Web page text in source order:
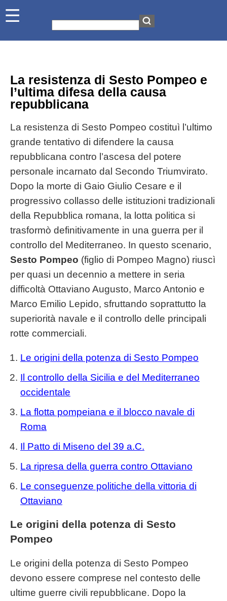
La resistenza di Sesto Pompeo e
l’ultima difesa della causa
repubblicana
La resistenza di Sesto Pompeo costituì l’ultimo
grande tentativo di difendere la causa
repubblicana contro l’ascesa del potere
personale incarnato dal Secondo Triumvirato.
Dopo la morte di Gaio Giulio Cesare e il
progressivo collasso delle istituzioni tradizionali
della Repubblica romana, la lotta politica si
trasformò definitivamente in una guerra per il
controllo del Mediterraneo. In questo scenario,
Sesto Pompeo (figlio di Pompeo Magno) riuscì
per quasi un decennio a mettere in seria
difficoltà Ottaviano Augusto, Marco Antonio e
Marco Emilio Lepido, sfruttando soprattutto la
superiorità navale e il controllo delle principali
rotte commerciali.
Le origini della potenza di Sesto Pompeo
Il controllo della Sicilia e del Mediterraneo
occidentale
La flotta pompeiana e il blocco navale di
Roma
Il Patto di Miseno del 39 a.C.
La ripresa della guerra contro Ottaviano
Le conseguenze politiche della vittoria di
Ottaviano
Le origini della potenza di Sesto
Pompeo
Le origini della potenza di Sesto Pompeo
devono essere comprese nel contesto delle
ultime guerre civili repubblicane. Dopo la